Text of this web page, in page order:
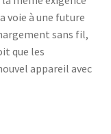
voie à une future
sans fil,
que les
appareil avec